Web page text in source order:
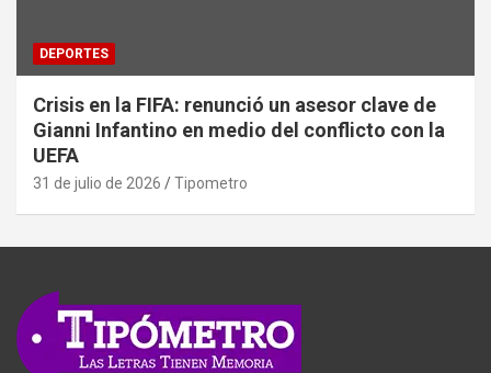
DEPORTES
Crisis en la FIFA: renunció un asesor clave de
Gianni Infantino en medio del conflicto con la
UEFA
31 de julio de 2026 Tipometro